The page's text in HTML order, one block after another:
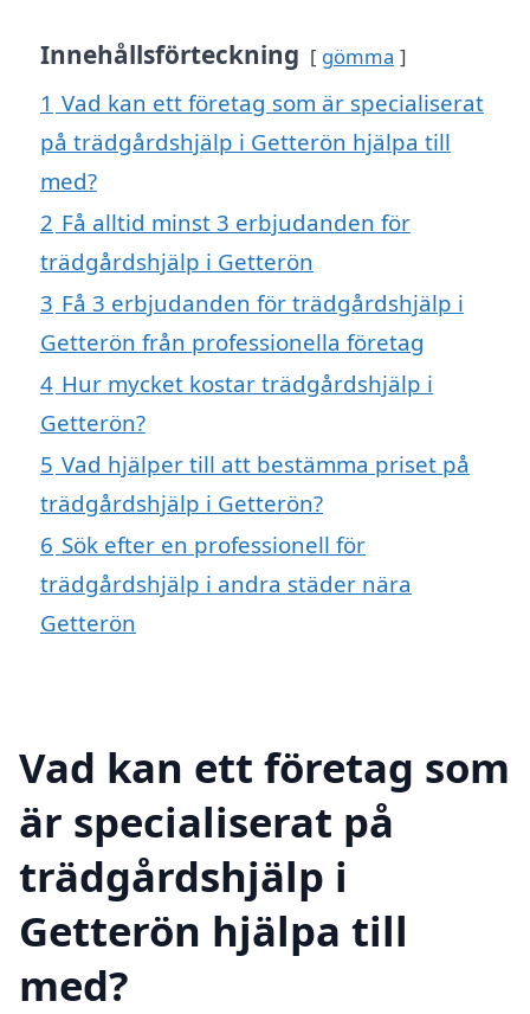
Innehållsförteckning gömma
1 Vad kan ett företag som är specialiserat
på trädgårdshjälp i Getterön hjälpa till
med?
2 Få alltid minst 3 erbjudanden för
trädgårdshjälp i Getterön
3 Få 3 erbjudanden för trädgårdshjälp i
Getterön från professionella företag
4 Hur mycket kostar trädgårdshjälp i
Getterön?
5 Vad hjälper till att bestämma priset på
trädgårdshjälp i Getterön?
6 Sök efter en professionell för
trädgårdshjälp i andra städer nära
Getterön
Vad kan ett företag som
är specialiserat på
trädgårdshjälp i
Getterön hjälpa till
med?